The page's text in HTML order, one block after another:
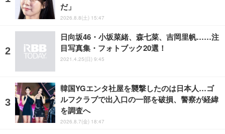
だ」
2026.8.8(土) 15:47
日向坂46・小坂菜緒、森七菜、吉岡里帆……注
目写真集・フォトブック20選！
2021.4.25(日) 9:45
韓国YGエンタ社屋を襲撃したのは日本人…ゴ
ルフクラブで出入口の一部を破損、警察が経緯
を調査へ
2026.8.7(金) 18:47